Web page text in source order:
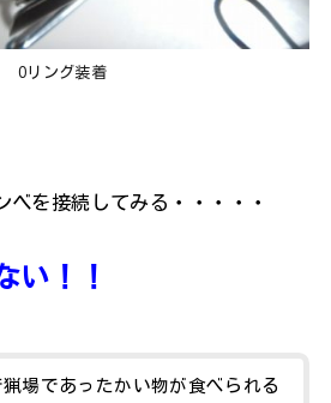
Oリング装着
ベを接続してみる・・・・・
い！！
猟場であったかい物が食べられる